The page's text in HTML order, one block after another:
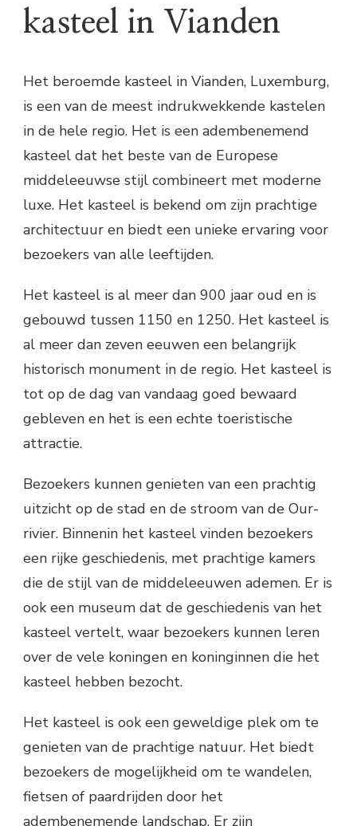
kasteel in Vianden
Het beroemde kasteel in Vianden, Luxemburg,
is een van de meest indrukwekkende kastelen
in de hele regio. Het is een adembenemend
kasteel dat het beste van de Europese
middeleeuwse stijl combineert met moderne
luxe. Het kasteel is bekend om zijn prachtige
architectuur en biedt een unieke ervaring voor
bezoekers van alle leeftijden.
Het kasteel is al meer dan 900 jaar oud en is
gebouwd tussen 1150 en 1250. Het kasteel is
al meer dan zeven eeuwen een belangrijk
historisch monument in de regio. Het kasteel is
tot op de dag van vandaag goed bewaard
gebleven en het is een echte toeristische
attractie.
Bezoekers kunnen genieten van een prachtig
uitzicht op de stad en de stroom van de Our-
rivier. Binnenin het kasteel vinden bezoekers
een rijke geschiedenis, met prachtige kamers
die de stijl van de middeleeuwen ademen. Er is
ook een museum dat de geschiedenis van het
kasteel vertelt, waar bezoekers kunnen leren
over de vele koningen en koninginnen die het
kasteel hebben bezocht.
Het kasteel is ook een geweldige plek om te
genieten van de prachtige natuur. Het biedt
bezoekers de mogelijkheid om te wandelen,
fietsen of paardrijden door het
adembenemende landschap. Er zijn